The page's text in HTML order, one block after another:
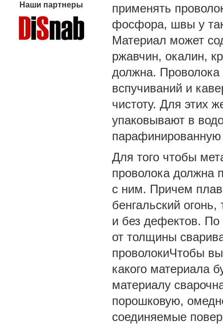
Наши партнеры
применять
фосфора, швы у
Материал может
ржавчин, окалин,
должна. Проволока
вспучиваний и
чистоту. Для этих
упаковывают в
парафинированную
Для того чтобы
проволока должна
с ним. Причем
бенгальский
и без дефектов. По
от толщины
проволокиЧтобы
какого материала
материалу
порошковую,
соединяемые